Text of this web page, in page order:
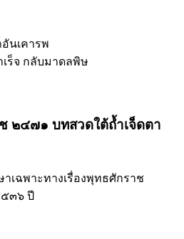
นเคารพ
ร็จ กลับมาดลพิษ
๒๔๗๑ บทสวดใต้ถ้ำเจ็ดตา
เฉพาะทางเรื่องพุทธศักราช
๓๖ ปี